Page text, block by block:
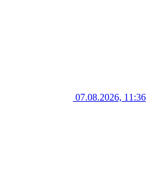
07.08.2026, 11:36